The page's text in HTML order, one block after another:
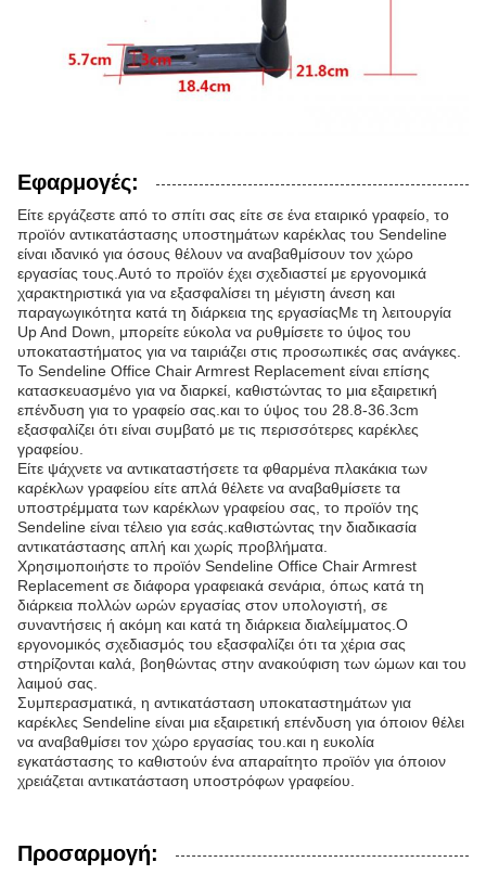
Εφαρμογές:
Είτε εργάζεστε από το σπίτι σας είτε σε ένα εταιρικό γραφείο, το
προϊόν αντικατάστασης υποστημάτων καρέκλας του Sendeline
είναι ιδανικό για όσους θέλουν να αναβαθμίσουν τον χώρο
εργασίας τους.Αυτό το προϊόν έχει σχεδιαστεί με εργονομικά
χαρακτηριστικά για να εξασφαλίσει τη μέγιστη άνεση και
παραγωγικότητα κατά τη διάρκεια της εργασίαςΜε τη λειτουργία
Up And Down, μπορείτε εύκολα να ρυθμίσετε το ύψος του
υποκαταστήματος για να ταιριάζει στις προσωπικές σας ανάγκες.
Το Sendeline Office Chair Armrest Replacement είναι επίσης
κατασκευασμένο για να διαρκεί, καθιστώντας το μια εξαιρετική
επένδυση για το γραφείο σας.και το ύψος του 28.8-36.3cm
εξασφαλίζει ότι είναι συμβατό με τις περισσότερες καρέκλες
γραφείου.
Είτε ψάχνετε να αντικαταστήσετε τα φθαρμένα πλακάκια των
καρέκλων γραφείου είτε απλά θέλετε να αναβαθμίσετε τα
υποστρέμματα των καρέκλων γραφείου σας, το προϊόν της
Sendeline είναι τέλειο για εσάς.καθιστώντας την διαδικασία
αντικατάστασης απλή και χωρίς προβλήματα.
Χρησιμοποιήστε το προϊόν Sendeline Office Chair Armrest
Replacement σε διάφορα γραφειακά σενάρια, όπως κατά τη
διάρκεια πολλών ωρών εργασίας στον υπολογιστή, σε
συναντήσεις ή ακόμη και κατά τη διάρκεια διαλείμματος.Ο
εργονομικός σχεδιασμός του εξασφαλίζει ότι τα χέρια σας
στηρίζονται καλά, βοηθώντας στην ανακούφιση των ώμων και του
λαιμού σας.
Συμπερασματικά, η αντικατάσταση υποκαταστημάτων για
καρέκλες Sendeline είναι μια εξαιρετική επένδυση για όποιον θέλει
να αναβαθμίσει τον χώρο εργασίας του.και η ευκολία
εγκατάστασης το καθιστούν ένα απαραίτητο προϊόν για όποιον
χρειάζεται αντικατάσταση υποστρόφων γραφείου.
Προσαρμογή: